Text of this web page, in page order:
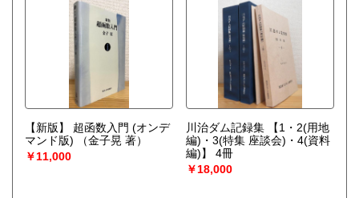
【新版】 超函数入門 (オンデ
マンド版)
（金子晃 著）
￥11,000
川治ダム記録集 【1・2(用地
編)・3(特集 座談会)・4(資料
編)】 4冊
￥18,000